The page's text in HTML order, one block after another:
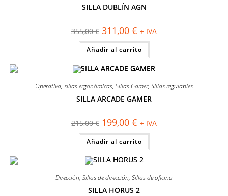
SILLA DUBLÍN AGN
355,00€ El
precio
original
era:
355,00 €.
311,00 € El
precio
actual
es:
311,00 €.
+ IVA
Añadir al carrito
Operativa, sillas ergonómicas, Sillas Gamer, Sillas regulables
SILLA ARCADE GAMER
215,00€ El
precio
original
era:
215,00 €.
199,00 € El
precio
actual
es:
199,00 €.
+ IVA
Añadir al carrito
Dirección, Sillas de dirección, Sillas de oficina
SILLA HORUS 2